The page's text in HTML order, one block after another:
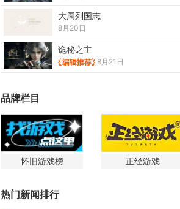
大周列国志
8月20日
诡秘之主
8月21日
品牌栏目
怀旧游戏榜 正经游戏
热门新闻排行